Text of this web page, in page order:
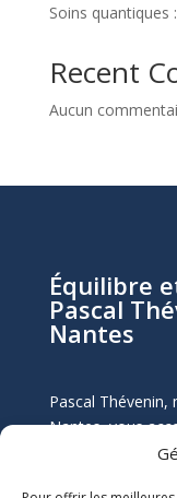
Soins
Recent
Aucun
Équilibre
Pascal
Nantes
Pascal Thévenin,
Nantes, vous
grâce aux soins